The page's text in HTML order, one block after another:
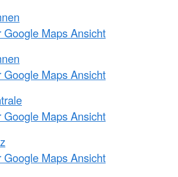
Google Maps Ansicht
Google Maps Ansicht
Google Maps Ansicht
Google Maps Ansicht